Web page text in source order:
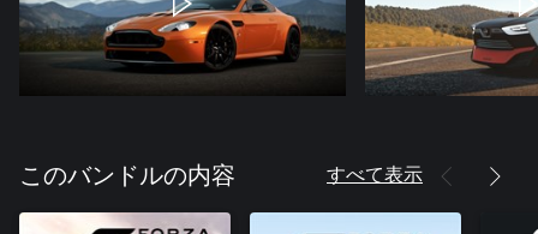
このバンドルの内容 すべて表示